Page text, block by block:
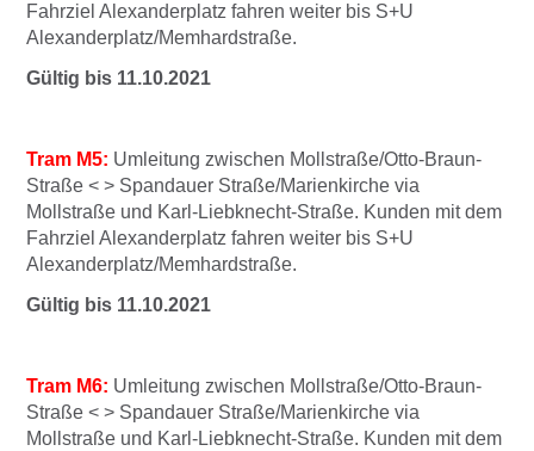
Fahrziel Alexanderplatz fahren weiter bis S+U
Alexanderplatz/Memhardstraße.
Gültig bis 11.10.2021
Tram M5: Umleitung zwischen Mollstraße/Otto-Braun-
Straße < > Spandauer Straße/Marienkirche via
Mollstraße und Karl-Liebknecht-Straße. Kunden mit dem
Fahrziel Alexanderplatz fahren weiter bis S+U
Alexanderplatz/Memhardstraße.
Gültig bis 11.10.2021
Tram M6: Umleitung zwischen Mollstraße/Otto-Braun-
Straße < > Spandauer Straße/Marienkirche via
Mollstraße und Karl-Liebknecht-Straße. Kunden mit dem